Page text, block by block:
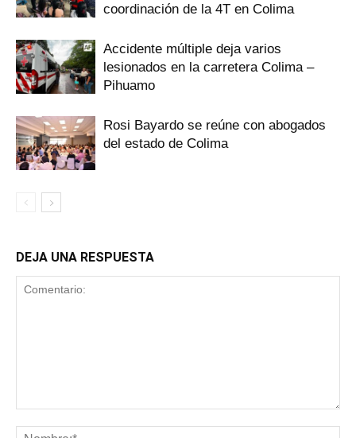
coordinación de la 4T en Colima
Accidente múltiple deja varios
lesionados en la carretera Colima –
Pihuamo
Rosi Bayardo se reúne con abogados
del estado de Colima
DEJA UNA RESPUESTA